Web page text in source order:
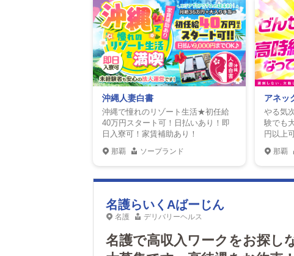
沖縄人妻白書
沖縄で憧れのリゾート生活★初任給
40万円スタート可！日払いあり！即
日入寮可！家賃補助あり！
那覇 ソープランド
アネッ
やる気
験でも
円以上
那覇
名護らいくAばーじん
名護 デリバリーヘルス
名護で高収入ワークをお探し